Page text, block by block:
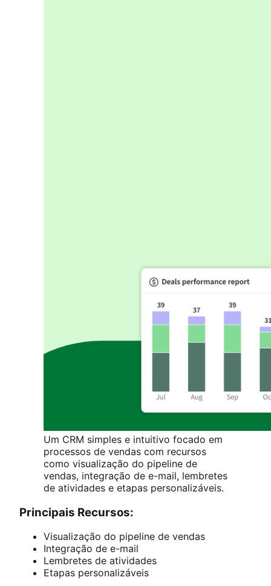
Um CRM simples e intuitivo focado em
processos de vendas com recursos
como visualização do pipeline de
vendas, integração de e-mail, lembretes
de atividades e etapas personalizáveis.
Principais Recursos:
Visualização do pipeline de vendas
Integração de e-mail
Lembretes de atividades
Etapas personalizáveis